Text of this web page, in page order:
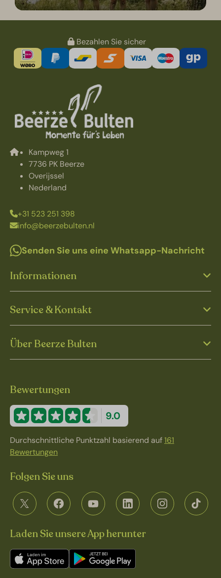
Bezahlen Sie sicher
Kampweg 1
7736 PK Beerze
Overijssel
Nederland
+31 523 251 398
info@beerzebulten.nl
Senden Sie uns eine Whatsapp-Nachricht
Informationen
Service & Kontakt
Über Beerze Bulten
Bewertungen
9.0
Durchschnittliche Punktzahl basierend auf161
Bewertungen
Folgen Sie uns
Laden Sie unsere App herunter